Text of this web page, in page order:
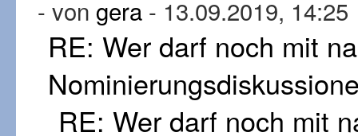
- von gera - 13.09.2019, 14:25
RE: Wer darf noch mit
RE: Wer darf noch mit